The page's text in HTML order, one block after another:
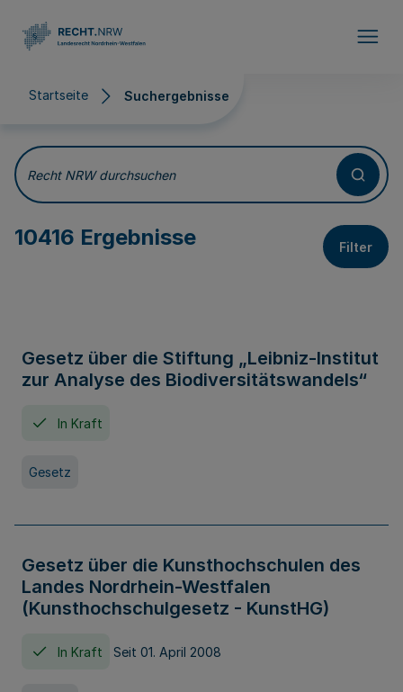
Startseite Suchergebnisse
Suchergebnisse
Recht NRW durchsuchen
10416 Ergebnisse Filter
Gesetz über die Stiftung „Leibniz-Institut
zur Analyse des Biodiversitätswandels“
In Kraft
Gesetz
Gesetz über die Kunsthochschulen des
Landes Nordrhein-Westfalen
(Kunsthochschulgesetz - KunstHG)
In Kraft Seit 01. April 2008